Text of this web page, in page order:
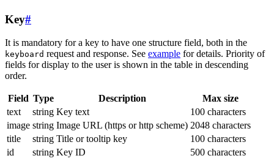
Key#
It is mandatory for a key to have one structure field, both in the
keyboard request and response. See example for details. Priority of
fields for display to the user is shown in the table in descending
order.
Field Type Description
Max size
text
string Key text
100 characters
image string Image URL (https or http scheme) 2048 characters
title
string Title or tooltip key
100 characters
id
string Key ID 500 characters